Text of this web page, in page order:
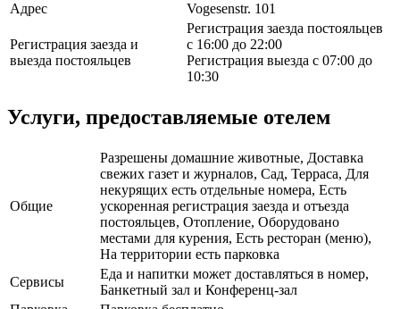
Адрес
Vogesenstr. 101
Регистрация заезда и
выезда постояльцев
Регистрация заезда постояльцев
с 16:00 до 22:00
Регистрация выезда с 07:00 до
10:30
Услуги, предоставляемые отелем
Общие
Разрешены домашние животные, Доставка
свежих газет и журналов, Сад, Терраса, Для
некурящих есть отдельные номера, Есть
ускоренная регистрация заезда и отъезда
постояльцев, Отопление, Оборудовано
местами для курения, Есть ресторан (меню),
На территории есть парковка
Сервисы
Еда и напитки может доставляться в номер,
Банкетный зал и Конференц-зал